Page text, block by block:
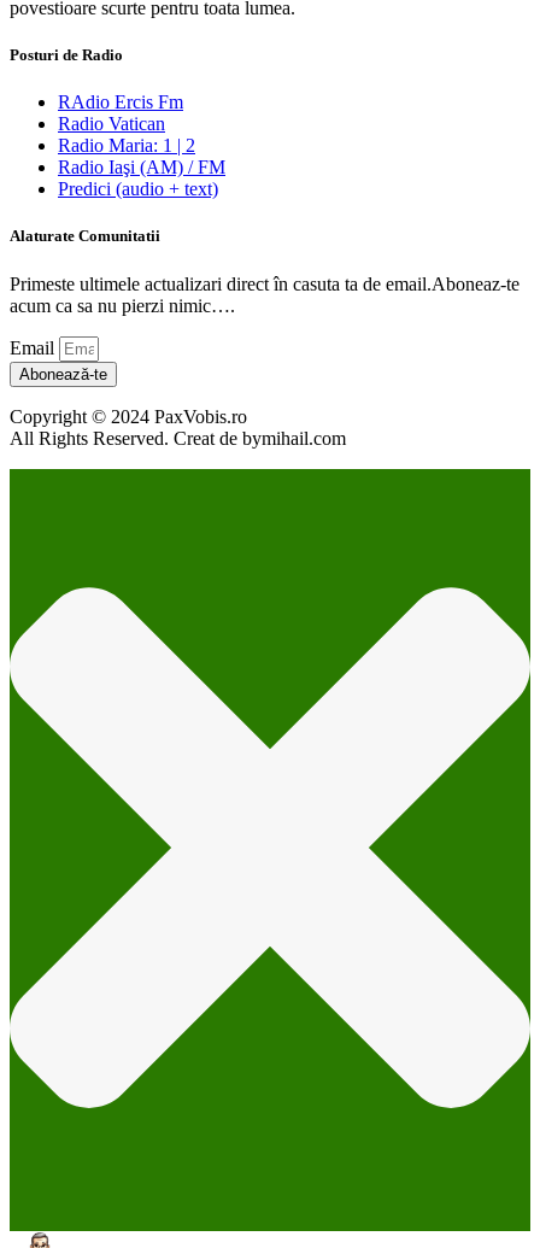
povestioare scurte pentru toata lumea.
Posturi de Radio
RAdio Ercis Fm
Radio Vatican
Radio Maria: 1 | 2
Radio Iaşi (AM) / FM
Predici (audio + text)
Alaturate Comunitatii
Primeste ultimele actualizari direct în casuta ta de email.Aboneaz-te
acum ca sa nu pierzi nimic….
Email
Abonează-te
Copyright © 2024 PaxVobis.ro
All Rights Reserved. Creat de bymihail.com